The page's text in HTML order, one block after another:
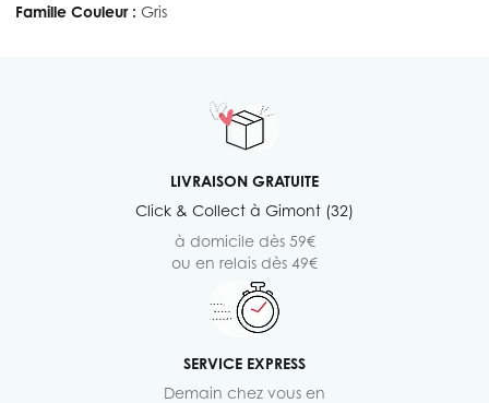
Famille Couleur : Gris
LIVRAISON GRATUITE
Click & Collect à Gimont (32)
à domicile dès 59€
ou en relais dès 49€
SERVICE EXPRESS
Demain chez vous en